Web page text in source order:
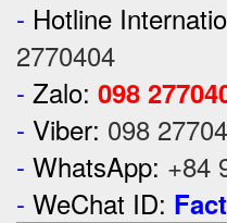
- Hotline
2770404
- Zalo: 098
- Viber: 098
- WhatsApp: +84
- WeChat ID: